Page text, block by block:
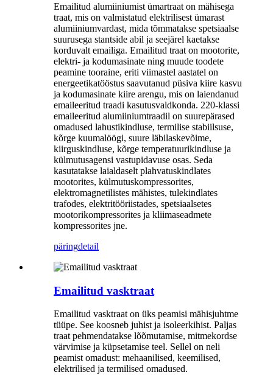
Emailitud alumiiniumist ümartraat on mähisega
traat, mis on valmistatud elektrilisest ümarast
alumiiniumvardast, mida tõmmatakse spetsiaalse
suurusega stantside abil ja seejärel kaetakse
korduvalt emailiga. Emailitud traat on mootorite,
elektri- ja kodumasinate ning muude toodete
peamine tooraine, eriti viimastel aastatel on
energeetikatööstus saavutanud püsiva kiire kasvu
ja kodumasinate kiire arengu, mis on laiendanud
emaileeritud traadi kasutusvaldkonda. 220-klassi
emaileeritud alumiiniumtraadil on suurepärased
omadused lahustikindluse, termilise stabiilsuse,
kõrge kuumalöögi, suure läbilaskevõime,
kiirguskindluse, kõrge temperatuurikindluse ja
külmutusagensi vastupidavuse osas. Seda
kasutatakse laialdaselt plahvatuskindlates
mootorites, külmutuskompressorites,
elektromagnetilistes mähistes, tulekindlates
trafodes, elektritööriistades, spetsiaalsetes
mootorikompressorites ja kliimaseadmete
kompressorites jne.
päringdetail
Emailitud vasktraat
Emailitud vasktraat on üks peamisi mähisjuhtme
tüüpe. See koosneb juhist ja isoleerkihist. Paljas
traat pehmendatakse lõõmutamise, mitmekordse
värvimise ja küpsetamise teel. Sellel on neli
peamist omadust: mehaanilised, keemilised,
elektrilised ja termilised omadused.